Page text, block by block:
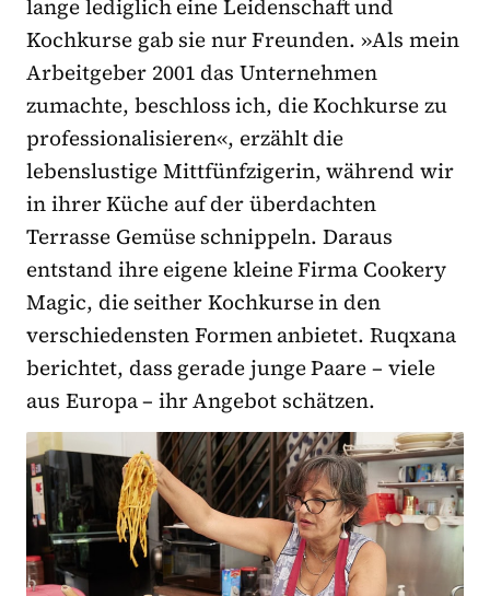
lange lediglich eine Leidenschaft und
Kochkurse gab sie nur Freunden. »Als mein
Arbeitgeber 2001 das Unternehmen
zumachte, beschloss ich, die Kochkurse zu
professionalisieren«, erzählt die
lebenslustige Mittfünfzigerin, während wir
in ihrer Küche auf der überdachten
Terrasse Gemüse schnippeln. Daraus
entstand ihre eigene kleine Firma Cookery
Magic, die seither Kochkurse in den
verschiedensten Formen anbietet. Ruqxana
berichtet, dass gerade junge Paare – viele
aus Europa – ihr Angebot schätzen.